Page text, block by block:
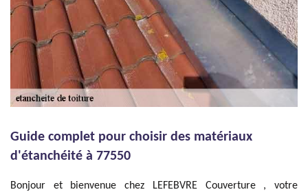
Guide complet pour choisir des matériaux
d'étanchéité à 77550
Bonjour et bienvenue chez LEFEBVRE Couverture , votre